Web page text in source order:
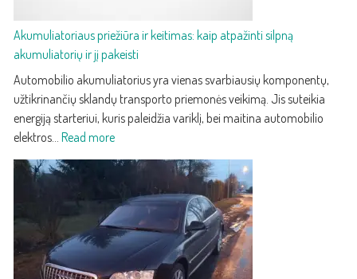
Akumuliatoriaus priežiūra ir keitimas: kaip atpažinti silpną
akumuliatorių ir jį pakeisti
Automobilio akumuliatorius yra vienas svarbiausių komponentų,
užtikrinančių sklandų transporto priemonės veikimą. Jis suteikia
energiją starteriui, kuris paleidžia variklį, bei maitina automobilio
elektros… Read more:
keitimas:
kaip
atpažinti
silpną